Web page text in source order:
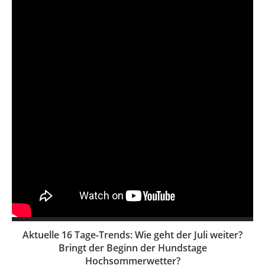
Aktuelle 16 Tage-Trends: Wie geht der Juli weiter?
Bringt der Beginn der Hundstage
Hochsommerwetter?